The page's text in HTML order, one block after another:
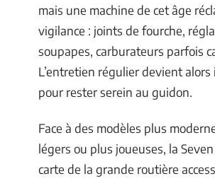
mais une machine de cet âge
vigilance : joints de fourche,
soupapes, carburateurs parfois
L’entretien régulier devient
pour rester serein au guidon.
Face à des modèles plus
légers ou plus joueuses, la
carte de la grande routière